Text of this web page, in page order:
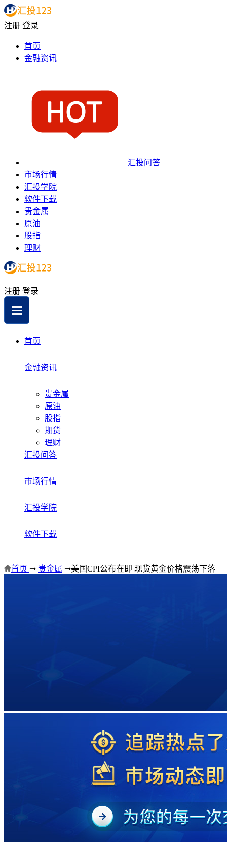
注册 登录
首页
金融资讯
汇投问答
市场行情
汇投学院
软件下载
贵金属
原油
股指
理财
注册 登录
首页
金融资讯
贵金属
原油
股指
期货
理财
汇投问答
市场行情
汇投学院
软件下载
首页 ➞ 贵金属 ➞美国CPI公布在即 现货黄金价格震荡下落